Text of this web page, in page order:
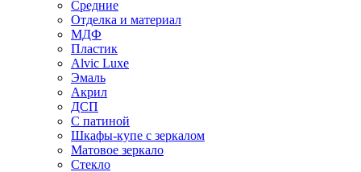
Средние
Отделка и материал
МДФ
Пластик
Alvic Luxe
Эмаль
Акрил
ДСП
С патиной
Шкафы-купе с зеркалом
Матовое зеркало
Стекло